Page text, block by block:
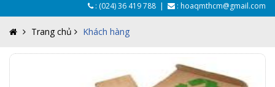
: (024) 36 419 788 | : hoaqmthcm@gmail.com
Trang chủ Khách hàng